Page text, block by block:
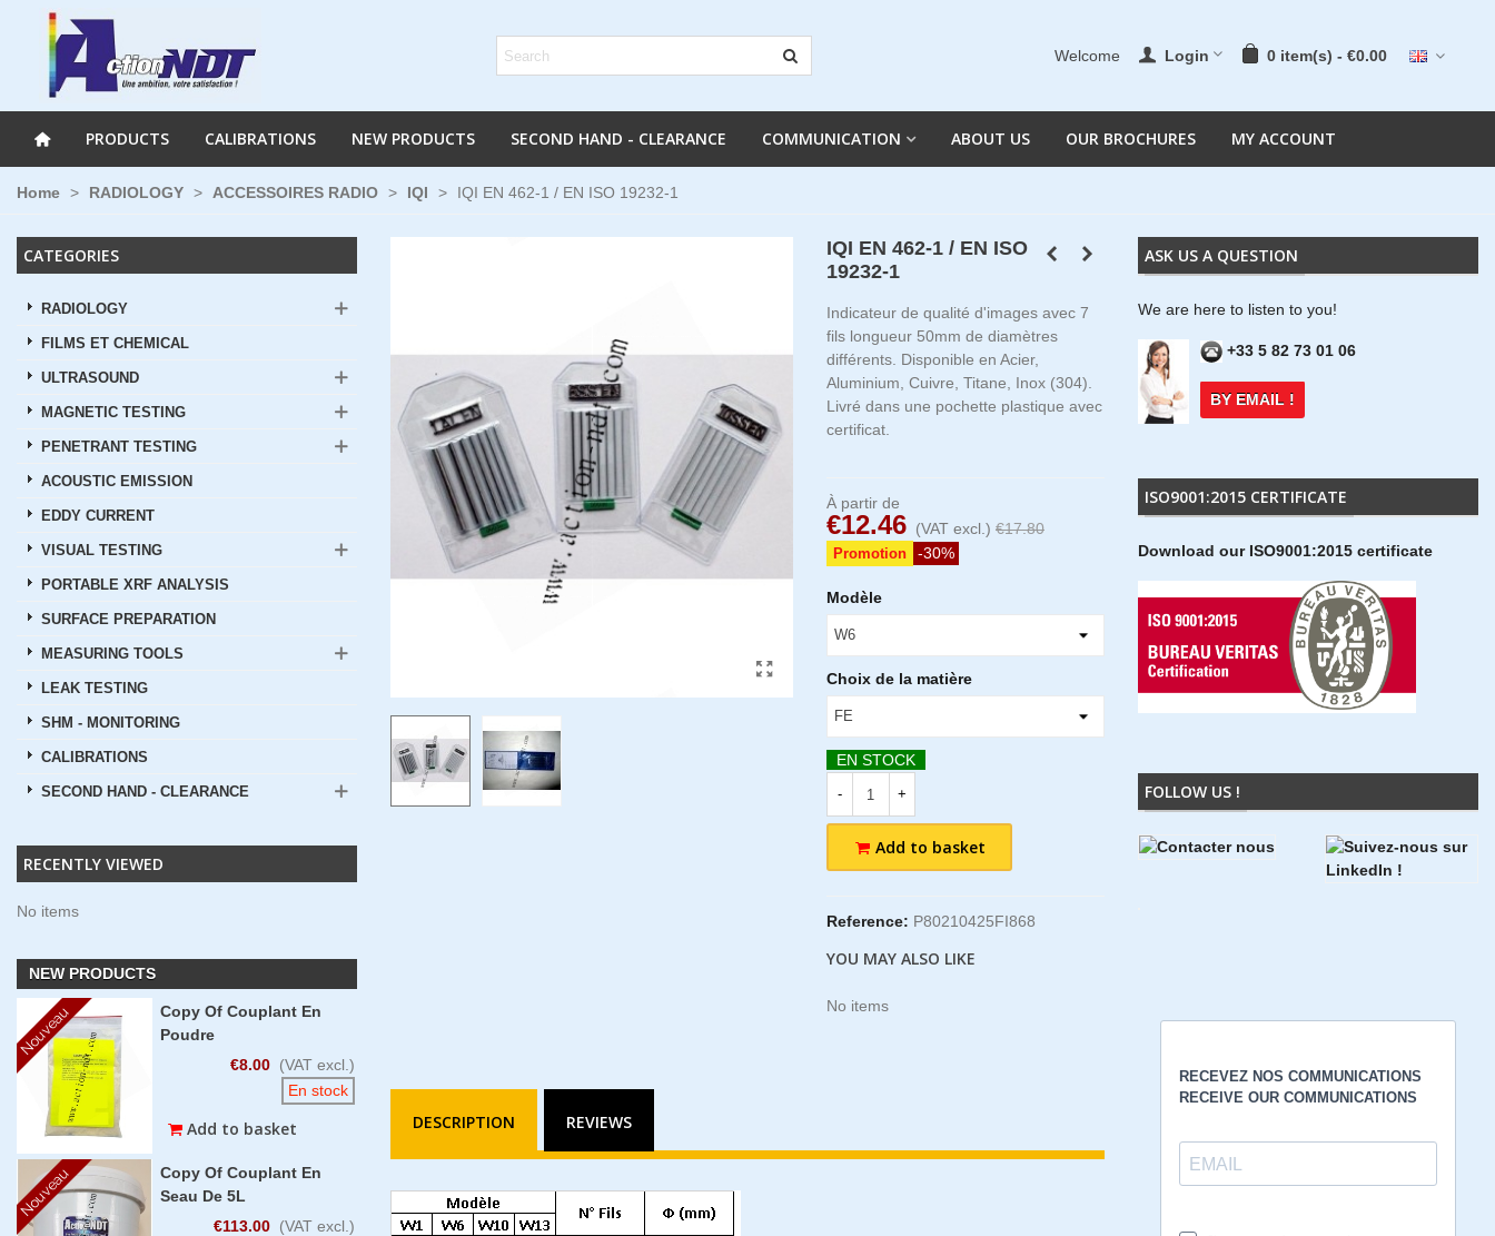
Welcome Login 0 item(s) - €0.00
PRODUCTS CALIBRATIONS NEW PRODUCTS SECOND HAND - CLEARANCE COMMUNICATION ABOUT US OUR BROCHURES MY ACCOUNT
Home > RADIOLOGY > ACCESSOIRES RADIO > IQI > IQI EN 462-1 / EN ISO 19232-1
CATEGORIES
RADIOLOGY
FILMS ET CHEMICAL
ULTRASOUND
MAGNETIC TESTING
PENETRANT TESTING
ACOUSTIC EMISSION
EDDY CURRENT
VISUAL TESTING
PORTABLE XRF ANALYSIS
SURFACE PREPARATION
MEASURING TOOLS
LEAK TESTING
SHM - MONITORING
CALIBRATIONS
SECOND HAND - CLEARANCE
RECENTLY VIEWED
No items
NEW PRODUCTS
Nouveau
Copy Of Couplant En
Poudre
€8.00 (VAT excl.)
En stock
Add to basket
Nouveau
Copy Of Couplant En
Seau De 5L
€113.00 (VAT excl.)
ASK US A QUESTION
We are here to listen to you!
+33 5 82 73 01 06
BY EMAIL !
ISO9001:2015 CERTIFICATE
Download our ISO9001:2015 certificate
FOLLOW US !
IQI EN 462-1 / EN ISO
19232-1
Indicateur de qualité d'images avec 7
fils longueur 50mm de diamètres
différents. Disponible en Acier,
Aluminium, Cuivre, Titane, Inox (304).
Livré dans une pochette plastique avec
certificat.
À partir de
€12.46 (VAT excl.) €17.80
Promotion -30%
Modèle
Choix de la matière
EN STOCK
- +
Add to basket
Reference: P80210425FI868
YOU MAY ALSO LIKE
No items
DESCRIPTION REVIEWS